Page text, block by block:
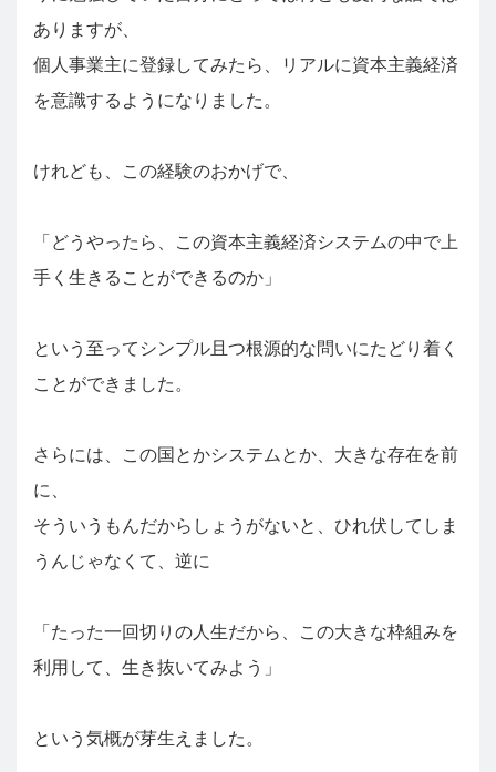
ありますが、
個人事業主に登録してみたら、リアルに資本主義経済
を意識するようになりました。
けれども、この経験のおかげで、
「どうやったら、この資本主義経済システムの中で上
手く生きることができるのか」
という至ってシンプル且つ根源的な問いにたどり着く
ことができました。
さらには、この国とかシステムとか、大きな存在を前
に、
そういうもんだからしょうがないと、ひれ伏してしま
うんじゃなくて、逆に
「たった一回切りの人生だから、この大きな枠組みを
利用して、生き抜いてみよう」
という気概が芽生えました。